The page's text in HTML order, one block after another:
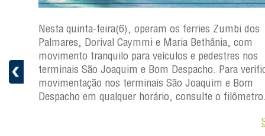
Nesta quinta-feira(6), operam os ferries Zumbi dos
Palmares, Dorival Caymmi e Maria Bethânia, com
movimento tranquilo para veículos e pedestres nos
terminais São Joaquim e Bom Despacho. Para
movimentação nos terminais São Joaquim e Bom
Despacho em qualquer horário, consulte o